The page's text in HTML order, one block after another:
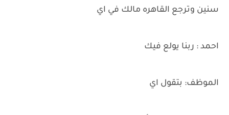
سنين وترجع القاهره مالك في اي
احمد : ربنا يولع فيك
الموظف: بتقول اي